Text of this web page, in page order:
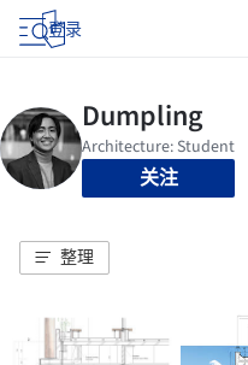
登录
关注
整理